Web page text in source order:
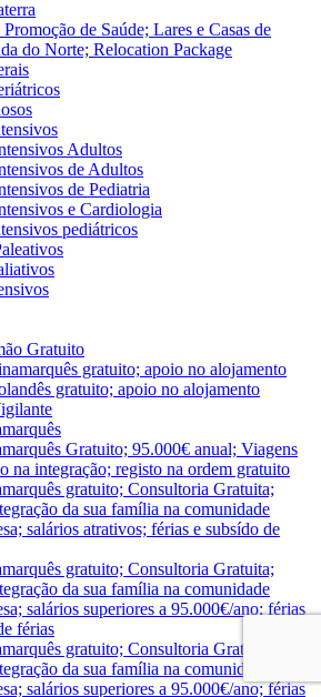
de Saúde; Lares e Casas de
do Norte; Relocation Package
Adultos
de Adultos
de Pediatria
e Cardiologia
pediátricos
Gratuito
gratuito; apoio no alojamento
gratuito; apoio no alojamento
Gratuito; 95.000€ anual; Viagens
na integração; registo na ordem gratuito
gratuito; Consultoria Gratuita;
da sua família na comunidade
salários atrativos; férias e subsído de
gratuito; Consultoria Gratuita;
da sua família na comunidade
salários superiores a 95.000€/ano; férias
férias
gratuito; Consultoria Gratuita;
da sua família na comunidade
salários superiores a 95.000€/ano; férias